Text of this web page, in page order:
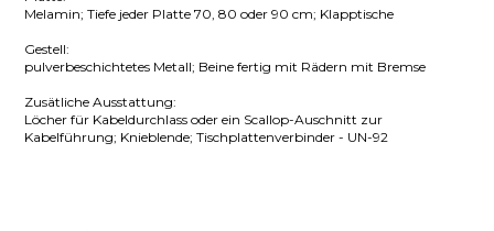
Melamin; Tiefe jeder Platte 70, 80 oder 90 cm; Klapptische
Gestell:
pulverbeschichtetes Metall; Beine fertig mit Rädern mit Bremse
Zusätliche Ausstattung:
Löcher für Kabeldurchlass oder ein Scallop-Auschnitt zur
Kabelführung; Knieblende; Tischplattenverbinder - UN-92